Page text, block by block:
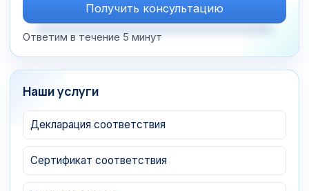
Получить консультацию
Ответим в течение 5 минут
Наши услуги
Декларация соответствия
Сертификат соответствия